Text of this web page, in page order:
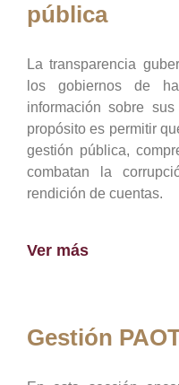
pública
La transparencia
los gobiernos de
información sobre
propósito es permitir
gestión pública,
combatan la
rendición de cuentas.
Ver más
Gestión